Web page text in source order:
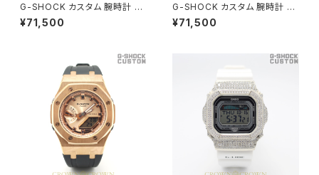
G-SHOCK カスタム 腕時計 カ
シオーク GA-2100SB-1A GA2
100-036
¥71,500
G-SHOCK カスタム 腕時計 カ
シオーク GA-2100SB-1A GA2
100-037
¥71,500